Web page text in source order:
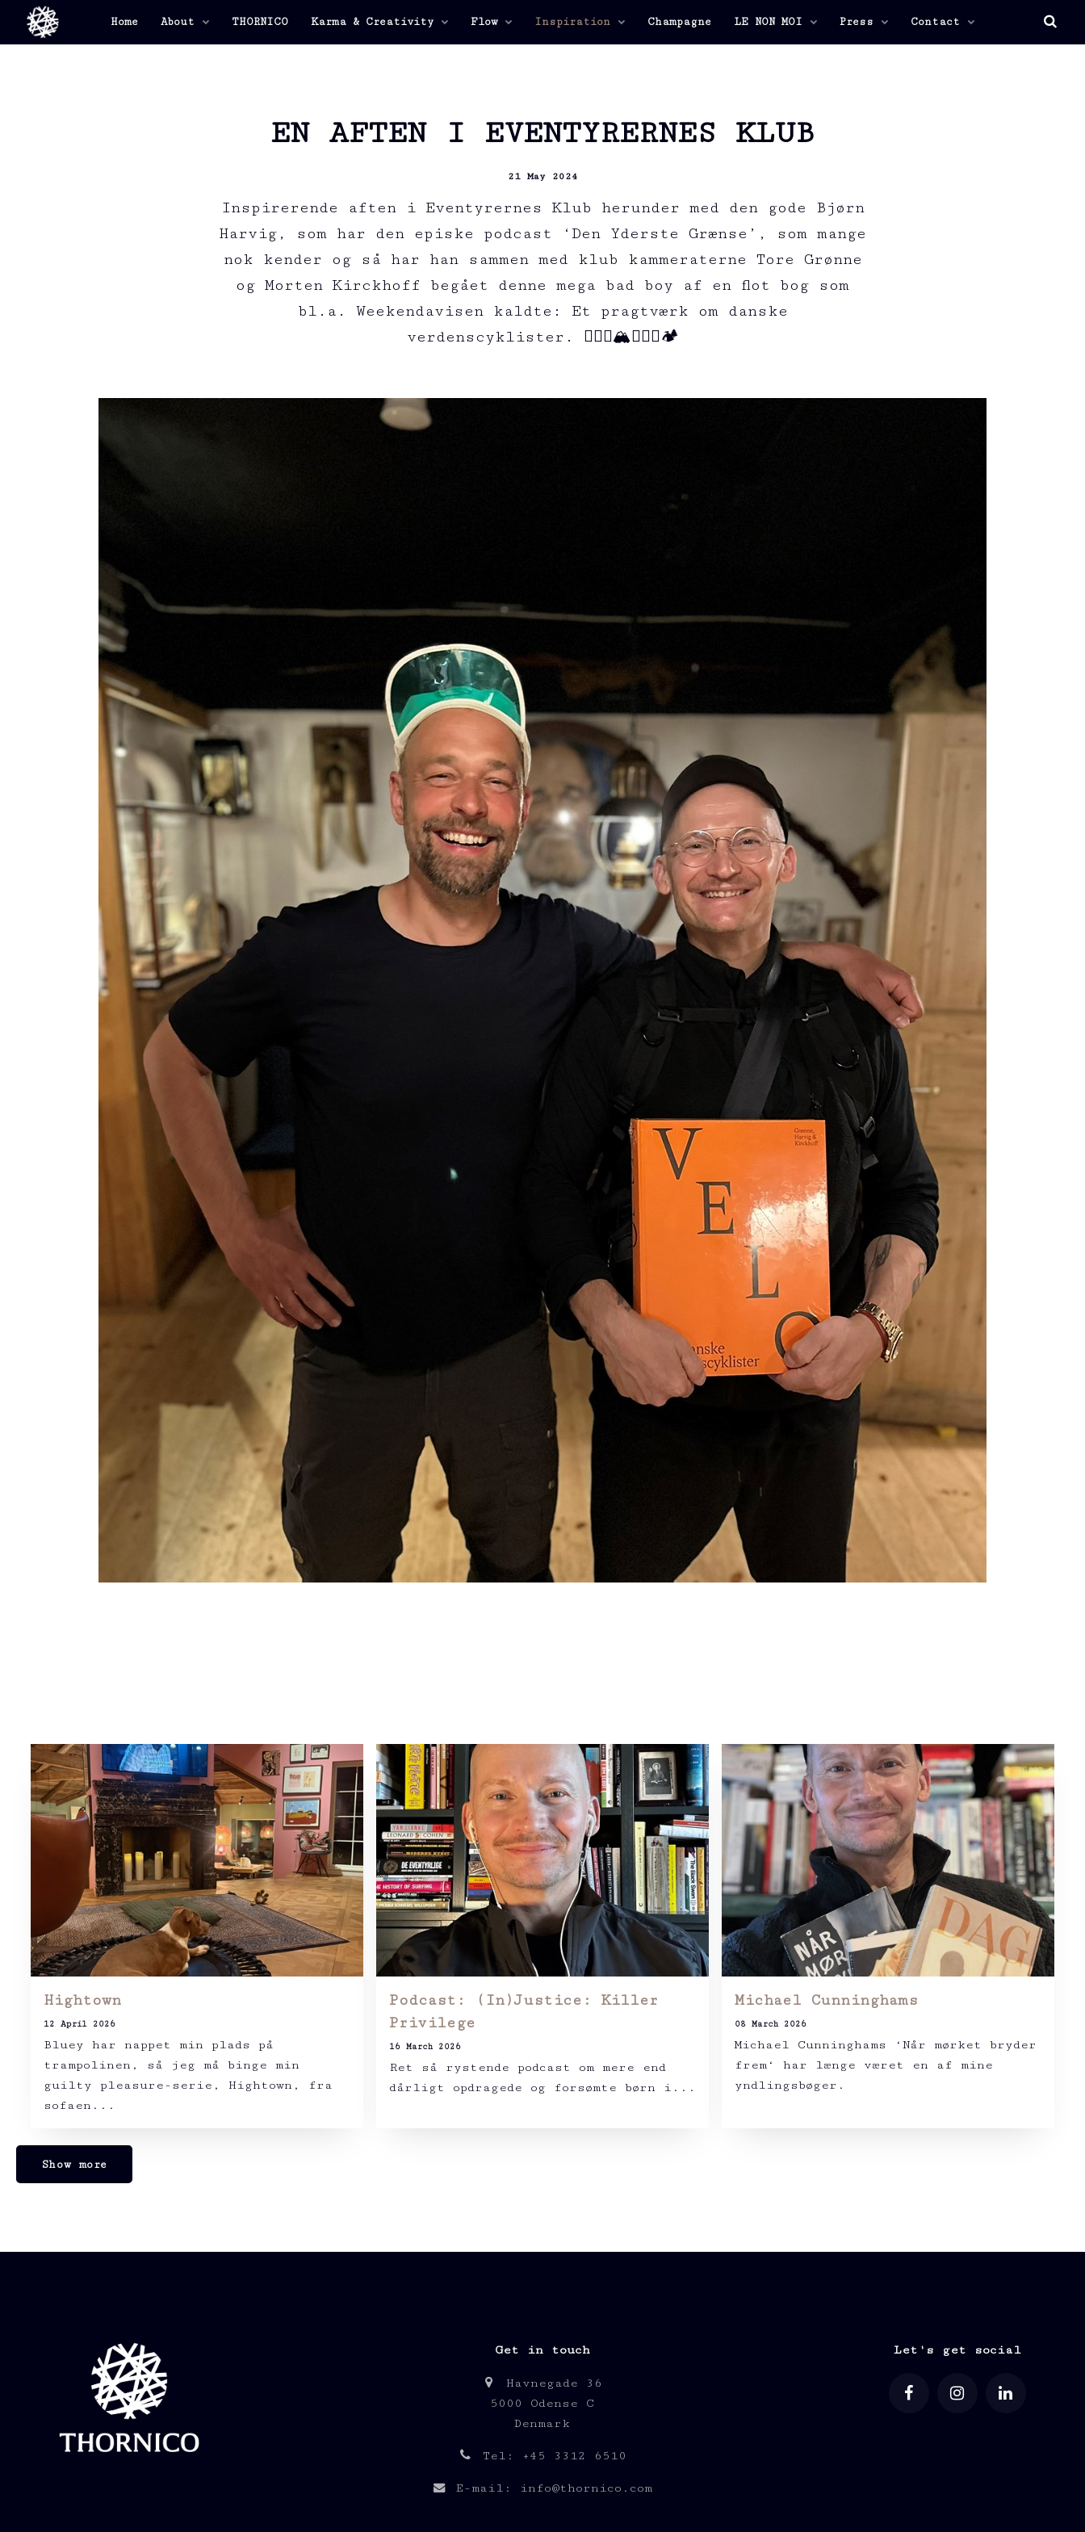
Home About THORNICO Karma & Creativity Flow Inspiration Champagne LE NON MOI Press Contact
EN AFTEN I EVENTYRERNES KLUB
21 May 2024
Inspirerende aften i Eventyrernes Klub herunder med den gode Bjørn
Harvig, som har den episke podcast ‘Den Yderste Grænse’, som mange
nok kender og så har han sammen med klub kammeraterne Tore Grønne
og Morten Kirckhoff begået denne mega bad boy af en flot bog som
bl.a. Weekendavisen kaldte: Et pragtværk om danske
verdenscyklister. 🚵🏻‍♂️🏔️🚵🏻‍♀️🏕️
Hightown
12 April 2026
Bluey har nappet min plads på
trampolinen, så jeg må binge min
guilty pleasure-serie, Hightown, fra
sofaen...
Podcast: (In)Justice: Killer
Privilege
16 March 2026
Ret så rystende podcast om mere end
dårligt opdragede og forsømte børn i...
Michael Cunninghams
08 March 2026
Michael Cunninghams ‘Når mørket bryder
frem‘ har længe været en af mine
yndlingsbøger.
Show more
Get in touch
Havnegade 36
5000 Odense C
Denmark
Tel: +45 3312 6510
E-mail: info@thornico.com
Let's get social